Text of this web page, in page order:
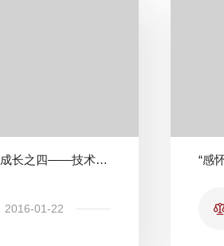
在办案中成长之四——技术合同纠纷案立案调解
2016-01-22